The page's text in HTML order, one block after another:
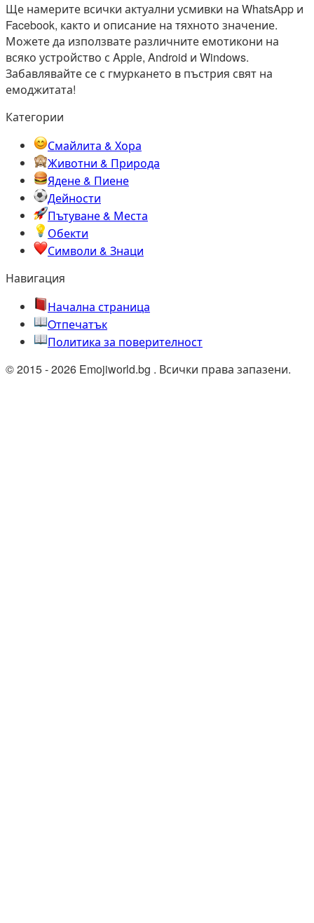
Ще намерите всички актуални усмивки на WhatsApp и
Facebook, както и описание на тяхното значение.
Можете да използвате различните емотикони на
всяко устройство с Apple, Android и Windows.
Забавлявайте се с гмуркането в пъстрия свят на
емоджитата!
Категории
Смайлита & Хора
Животни & Природа
Ядене & Пиене
Дейности
Пътуване & Места
Обекти
Символи & Знаци
Навигация
Начална страница
Oтпечатък
Политика за поверителност
© 2015 - 2026 Emojiworld.bg . Всички права запазени.